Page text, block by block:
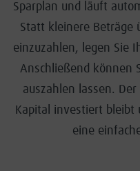
Sparplan und läuft
Statt kleinere Beträge
einzuzahlen, legen Sie
Anschließend können
auszahlen lassen.
Kapital investiert bleibt
eine